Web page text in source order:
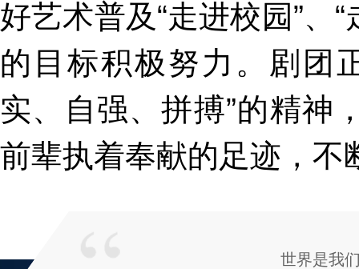
好艺术普及“走进校园”、
的目标积极努力。剧团
实、自强、拼搏”的精神
前辈执着奉献的足迹，不
世界是我